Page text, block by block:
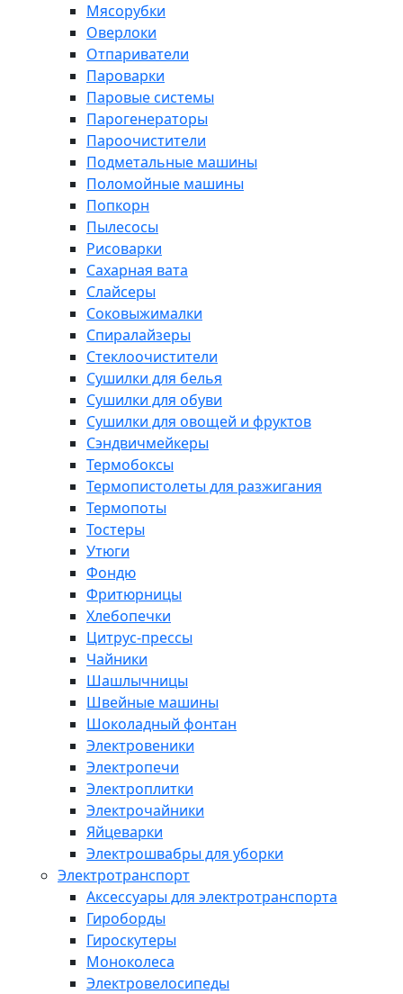
Мясорубки
Оверлоки
Отпариватели
Пароварки
Паровые системы
Парогенераторы
Пароочистители
Подметальные машины
Поломойные машины
Попкорн
Пылесосы
Рисоварки
Сахарная вата
Слайсеры
Соковыжималки
Спиралайзеры
Стеклоочистители
Сушилки для белья
Сушилки для обуви
Сушилки для овощей и фруктов
Сэндвичмейкеры
Термобоксы
Термопистолеты для разжигания
Термопоты
Тостеры
Утюги
Фондю
Фритюрницы
Хлебопечки
Цитрус-прессы
Чайники
Шашлычницы
Швейные машины
Шоколадный фонтан
Электровеники
Электропечи
Электроплитки
Электрочайники
Яйцеварки
Электрошвабры для уборки
Электротранспорт
Аксессуары для электротранспорта
Гироборды
Гироскутеры
Моноколеса
Электровелосипеды